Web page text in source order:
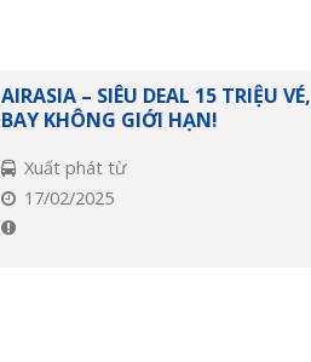
AIRASIA – SIÊU DEAL 15 TRIỆU VÉ,
BAY KHÔNG GIỚI HẠN!
Xuất phát từ
17/02/2025